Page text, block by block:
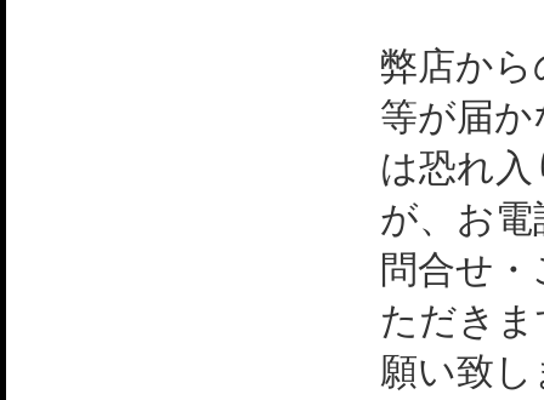
弊店か
等が届
は恐れ
が、お
問合せ
ただき
願い致